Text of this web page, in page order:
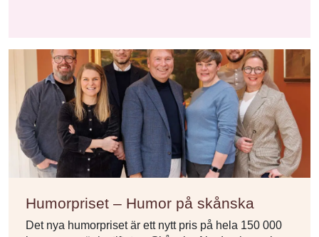
Humorpriset – Humor på skånska
Det nya humorpriset är ett nytt pris på hela 150 000